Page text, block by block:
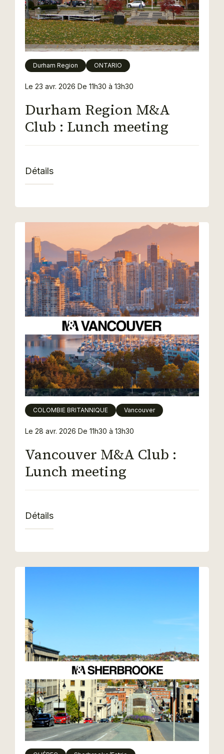
Durham Region M&A
Club : Lunch meeting
Le 23 avr. 2026 De 11h30 à 13h30
Durham Region ONTARIO
Détails
Vancouver M&A Club :
Lunch meeting
Le 28 avr. 2026 De 11h30 à 13h30
COLOMBIE BRITANNIQUE Vancouver
Détails